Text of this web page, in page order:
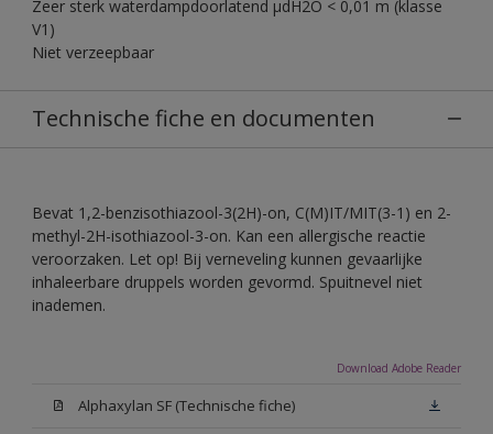
Zeer sterk waterdampdoorlatend µdH2O < 0,01 m (klasse
V1)
Niet verzeepbaar
Technische fiche en documenten
Bevat 1,2-benzisothiazool-3(2H)-on, C(M)IT/MIT(3-1) en 2-
methyl-2H-isothiazool-3-on. Kan een allergische reactie
veroorzaken. Let op! Bij verneveling kunnen gevaarlijke
inhaleerbare druppels worden gevormd. Spuitnevel niet
inademen.
Download Adobe Reader
Alphaxylan SF (Technische fiche)